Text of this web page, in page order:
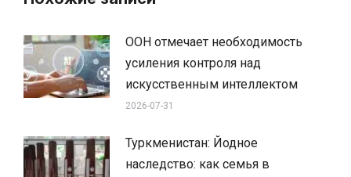
ООН отмечает необходимость
усиления контроля над
искусственным интеллектом
2026-07-31
Туркменистан: Йодное
наследство: как семья в